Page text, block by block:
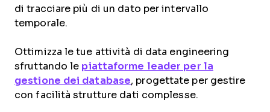
di tracciare più di un dato per intervallo
temporale.
Ottimizza le tue attività di data engineering
sfruttando le piattaforme leader per la
gestione dei database, progettate per gestire
con facilità strutture dati complesse.